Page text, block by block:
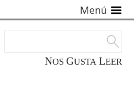
NOS GUSTA LEER
Menú